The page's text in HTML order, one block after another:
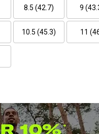
8.5 (42.7) 9
10.5 (45.3) 11